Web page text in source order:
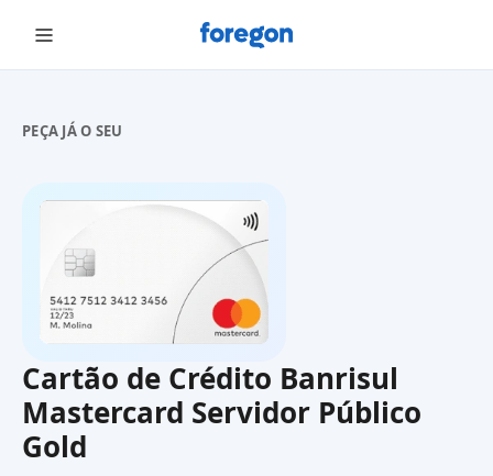
Foregon.com
PEÇA JÁ O SEU
Cartão de Crédito Banrisul
Mastercard Servidor Público
Gold